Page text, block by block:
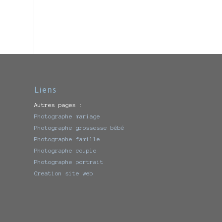
Liens
Autres pages :
Photographe mariage
Photographe grossesse bébé
Photographe famille
Photographe couple
Photographe portrait
Creation site web